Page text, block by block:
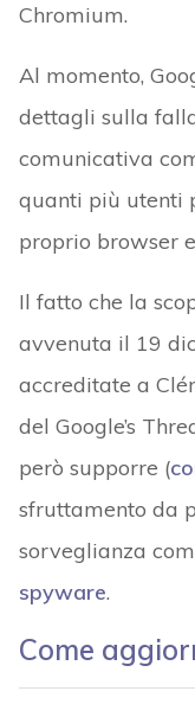
Chromium.
Al momento,
dettagli sulla
comunicativa
quanti più utenti
proprio browser
Il fatto che la
avvenuta il 19
accreditate a
del Google’s
però supporre (
sfruttamento da
sorveglianza
spyware.
Come